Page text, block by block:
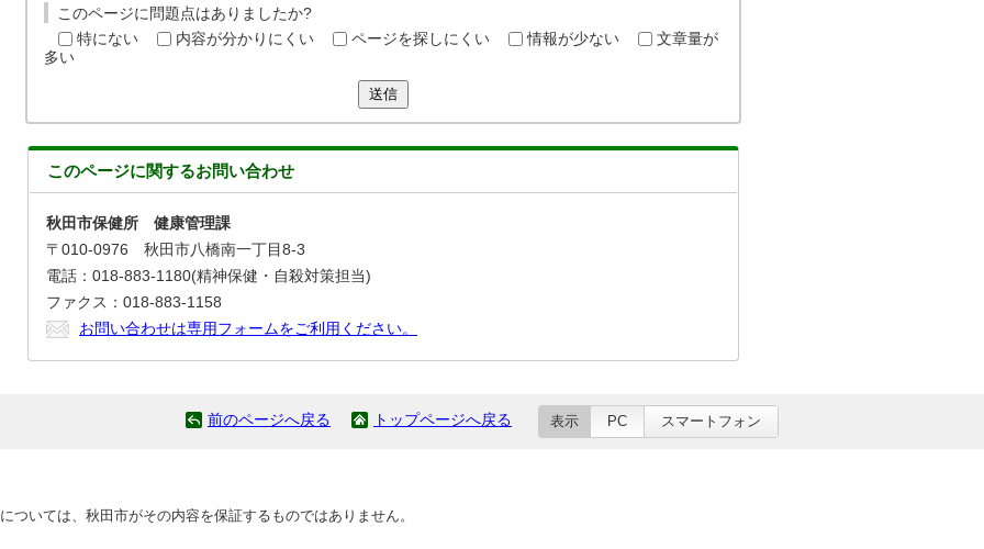
このページに問題点はありましたか?
特にない
内容が分かりにくい ページを探しにくい 情報が少ない
文章量が
多い
送信
このページに関するお問い合わせ
秋田市保健所 健康管理課
〒010-0976 秋田市八橋南一丁目8-3
電話：018-883-1180(精神保健・自殺対策担当)
ファクス：018-883-1158
お問い合わせは専用フォームをご利用ください。
前のページへ戻る トップページへ戻る 表示 PC スマートフォン
ついては、秋田市がその内容を保証するものではありません。